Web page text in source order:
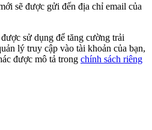
sẽ được gửi đến địa chỉ email của
sử dụng để tăng cường trải
lý truy cập vào tài khoản của bạn,
được mô tả trong chính sách riêng